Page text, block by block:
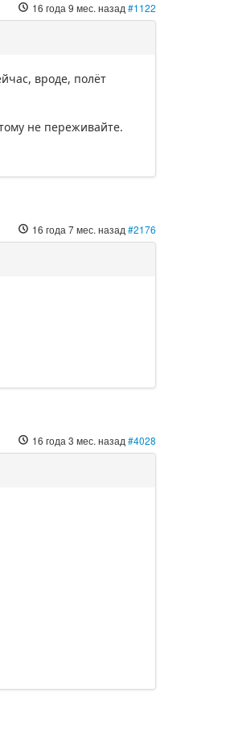
16 года 9 мес. назад #1122
вроде, полёт
не переживайте.
16 года 7 мес. назад #2176
16 года 3 мес. назад #4028